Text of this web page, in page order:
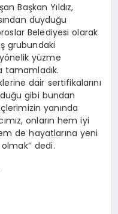
Başkan Yıldız,
duyduğu
Belediyesi olarak
grubundaki
yüzme
tamamladık.
dair sertifikalarını
gibi bundan
yanında
onların hem iyi
de hayatlarına yeni
dedi.